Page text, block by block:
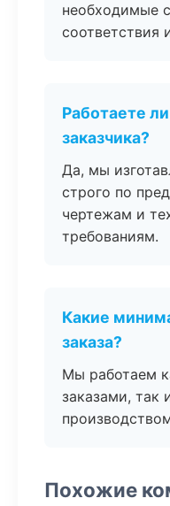
необходимые
соответствия
Работаете
заказчика?
Да, мы
строго по
чертежам и
требованиям.
Какие
заказа?
Мы работаем
заказами, так
Похожие